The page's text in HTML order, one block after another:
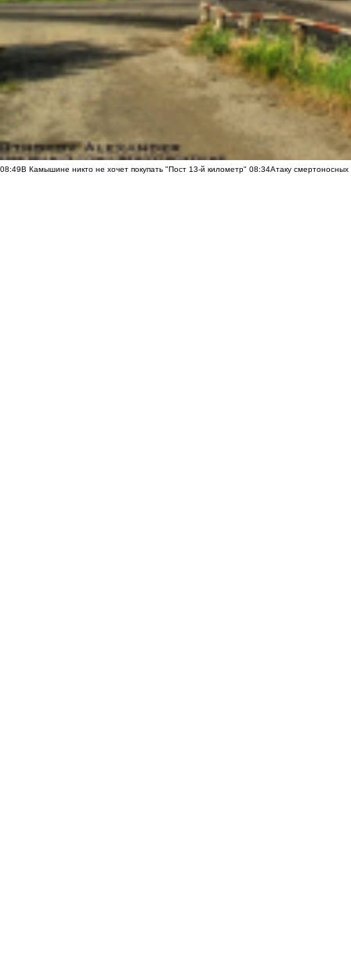
08:49В Камышине никто не хочет покупать "Пост 13-й километр" 08:34Атаку